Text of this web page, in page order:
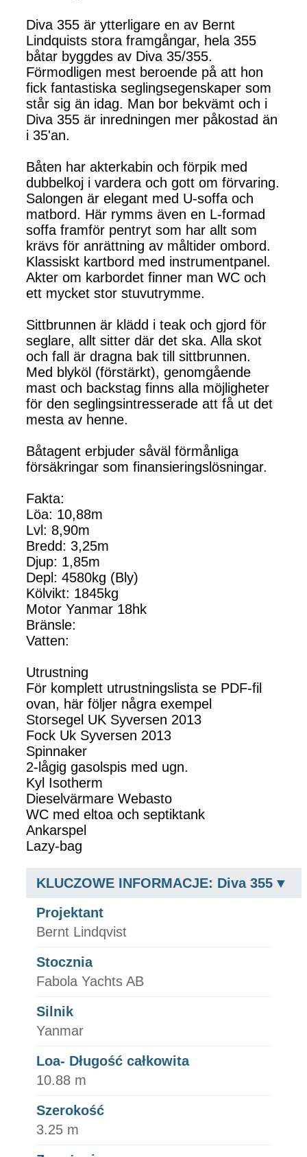
Diva 355 är ytterligare en av Bernt
Lindquists stora framgångar, hela 355
båtar byggdes av Diva 35/355.
Förmodligen mest beroende på att hon
fick fantastiska seglingsegenskaper som
står sig än idag. Man bor bekvämt och i
Diva 355 är inredningen mer påkostad än
i 35'an.
Båten har akterkabin och förpik med
dubbelkoj i vardera och gott om förvaring.
Salongen är elegant med U-soffa och
matbord. Här rymms även en L-formad
soffa framför pentryt som har allt som
krävs för anrättning av måltider ombord.
Klassiskt kartbord med instrumentpanel.
Akter om karbordet finner man WC och
ett mycket stor stuvutrymme.
Sittbrunnen är klädd i teak och gjord för
seglare, allt sitter där det ska. Alla skot
och fall är dragna bak till sittbrunnen.
Med blyköl (förstärkt), genomgående
mast och backstag finns alla möjligheter
för den seglingsintresserade att få ut det
mesta av henne.
Båtagent erbjuder såväl förmånliga
försäkringar som finansieringslösningar.
Fakta:
Löa: 10,88m
Lvl: 8,90m
Bredd: 3,25m
Djup: 1,85m
Depl: 4580kg (Bly)
Kölvikt: 1845kg
Motor Yanmar 18hk
Bränsle:
Vatten:
Utrustning
För komplett utrustningslista se PDF-fil
ovan, här följer några exempel
Storsegel UK Syversen 2013
Fock Uk Syversen 2013
Spinnaker
2-lågig gasolspis med ugn.
Kyl Isotherm
Dieselvärmare Webasto
WC med eltoa och septiktank
Ankarspel
Lazy-bag
KLUCZOWE INFORMACJE: Diva 355
Projektant
Bernt Lindqvist
Stocznia
Fabola Yachts AB
Silnik
Yanmar
Loa- Długość całkowita
10.88 m
Szerokość
3.25 m